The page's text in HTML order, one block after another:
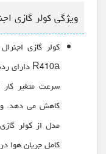
ویژگی کولر گازی
کولر گازی
مدل از کولر